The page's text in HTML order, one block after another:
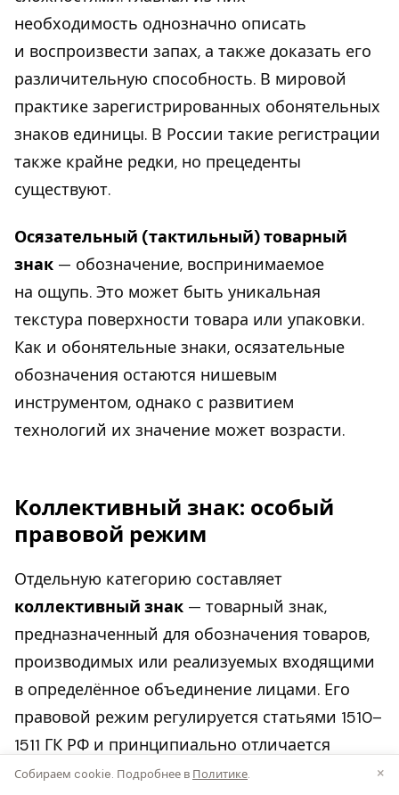
необходимость однозначно описать
и воспроизвести запах, а также доказать его
различительную способность. В мировой
практике зарегистрированных обонятельных
знаков единицы. В России такие регистрации
также крайне редки, но прецеденты
существуют.
Осязательный (тактильный) товарный
знак — обозначение, воспринимаемое
на ощупь. Это может быть уникальная
текстура поверхности товара или упаковки.
Как и обонятельные знаки, осязательные
обозначения остаются нишевым
инструментом, однако с развитием
технологий их значение может возрасти.
Коллективный знак: особый
правовой режим
Отдельную категорию составляет
коллективный знак — товарный знак,
предназначенный для обозначения товаров,
производимых или реализуемых входящими
в определённое объединение лицами. Его
правовой режим регулируется статьями 1510–
1511 ГК РФ и принципиально отличается
от режима обычных товарных знаков.
×
Собираем cookie. Подробнее в Политике.